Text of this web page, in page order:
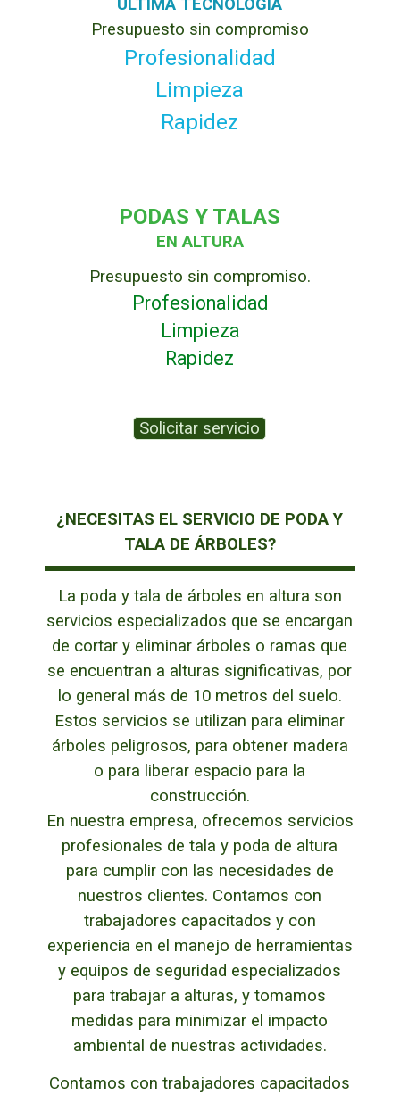
ULTIMA TECNOLOGIA
Presupuesto sin compromiso
Profesionalidad
Limpieza
Rapidez
PODAS Y TALAS
EN ALTURA
Presupuesto sin compromiso.
Profesionalidad
Limpieza
Rapidez
Solicitar servicio
¿NECESITAS EL SERVICIO DE PODA Y
TALA DE ÁRBOLES?
La poda y tala de árboles en altura son
servicios especializados que se encargan
de cortar y eliminar árboles o ramas que
se encuentran a alturas significativas, por
lo general más de 10 metros del suelo.
Estos servicios se utilizan para eliminar
árboles peligrosos, para obtener madera
o para liberar espacio para la
construcción.
En nuestra empresa, ofrecemos servicios
profesionales de tala y poda de altura
para cumplir con las necesidades de
nuestros clientes. Contamos con
trabajadores capacitados y con
experiencia en el manejo de herramientas
y equipos de seguridad especializados
para trabajar a alturas, y tomamos
medidas para minimizar el impacto
ambiental de nuestras actividades.
Contamos con trabajadores capacitados